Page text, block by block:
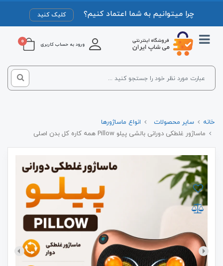
چرا میتوانیم به شما اعتماد کنیم؟ کلیک کنید
ورود به حساب کاربری 0
خانه سایر محصولات
انواع ماساژورها
ماساژور غلطکی دورانی بالشی پیلو Pillow همه کاره کل بدن اصلی